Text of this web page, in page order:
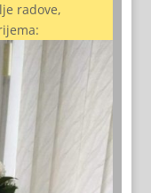
radove,